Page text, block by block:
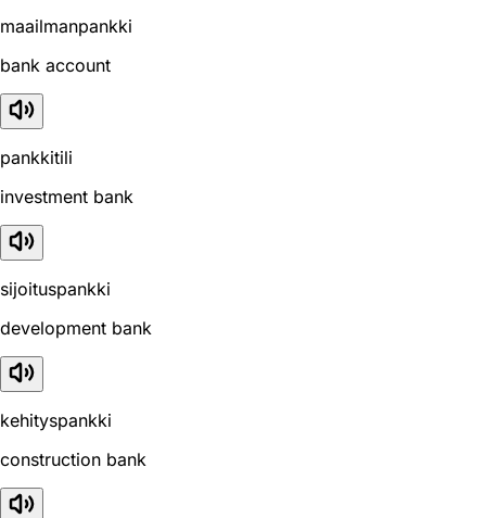
maailmanpankki
bank account
pankkitili
investment bank
sijoituspankki
development bank
kehityspankki
construction bank